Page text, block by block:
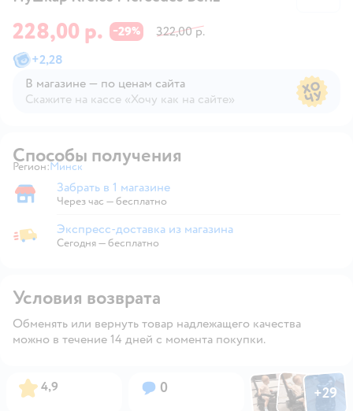
228,00 р. −29%
322,00 р.
+2,28
В магазине — по ценам сайта
Скажите на кассе «Хочу как на сайте»
Способы получения
Регион: Выбор адреса доставки.
Минск
Забрать в магазине
Забрать в 1 магазине
Через час — бесплатно
Экспресс-доставка из магазина
Экспресс-доставка из магазина
Сегодня—бесплатно
Условия возврата
Обменять или вернуть товар надлежащего качества
можно в течение 14 дней с момента покупки.
Рейтинг:
4,9 Вопросов:
0 ФотоФотоФото
+29
Открыть